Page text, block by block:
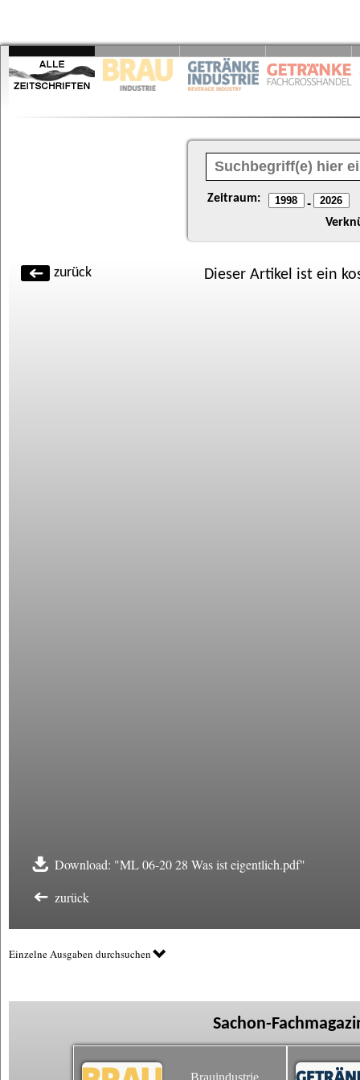
Zeitraum: -
zurück Dieser Artikel ist ein
Download: "ML 06-20 28 Was ist eigentlich.pdf"
zurück
Einzelne Ausgaben durchsuchen
Sachon-
Brauindustrie